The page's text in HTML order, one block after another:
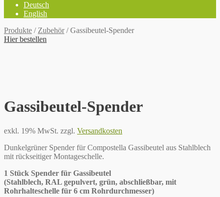
Deutsch
English
Produkte / Zubehör/Gassibeutel-Spender
Hier bestellen
Gassibeutel-Spender
exkl. 19% MwSt. zzgl. Versandkosten
Dunkelgrüner Spender für Compostella Gassibeutel aus Stahlblech
mit rückseitiger Montageschelle.
1 Stück Spender für Gassibeutel
(Stahlblech, RAL gepulvert, grün, abschließbar, mit
Rohrhalteschelle für 6 cm Rohrdurchmesser)